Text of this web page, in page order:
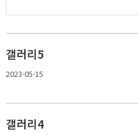
갤러리5
2023-05-15
갤러리4